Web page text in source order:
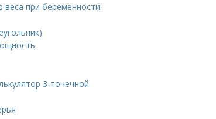
при беременности:
3-точечной